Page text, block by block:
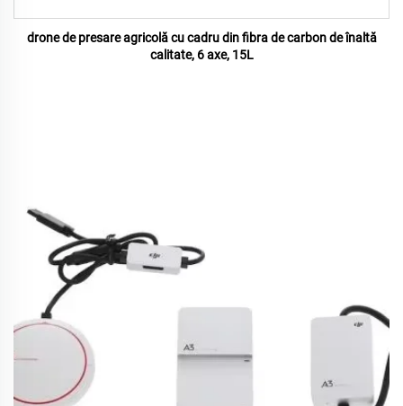
drone de presare agricolă cu cadru din fibra de carbon de înaltă
calitate, 6 axe, 15L